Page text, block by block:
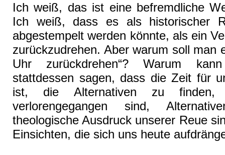
Ich weiß, das ist eine befremdliche
Ich weiß, dass es als historischer
abgestempelt werden könnte, als ein
zurückzudrehen. Aber warum soll man
Uhr zurückdrehen“? Warum
stattdessen sagen, dass die Zeit für
ist, die Alternativen zu finden,
verlorengegangen sind,
theologische Ausdruck unserer Reue
Einsichten, die sich uns heute